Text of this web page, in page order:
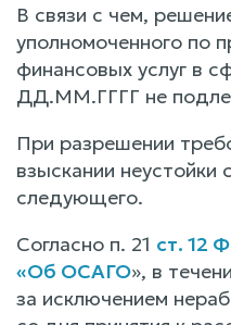
В связи с чем,
уполномоченного по
финансовых услуг в
ДД.ММ.ГГГГ не
При разрешении
взыскании неустойки
следующего.
Согласно п. 21 ст. 12
«Об ОСАГО», в
за исключением